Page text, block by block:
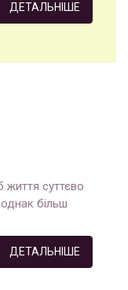
ДЕТАЛЬНІШЕ
життя суттєво
більш
ДЕТАЛЬНІШЕ